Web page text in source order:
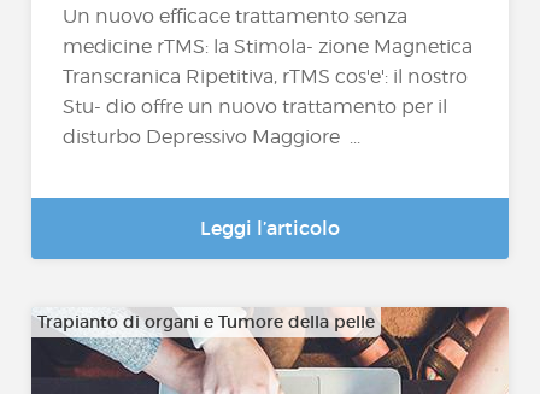
Un nuovo efficace trattamento senza
medicine rTMS: la Stimola- zione Magnetica
Transcranica Ripetitiva, rTMS cos'e': il nostro
Stu- dio offre un nuovo trattamento per il
disturbo Depressivo Maggiore ...
Leggi l’articolo
Trapianto di organi e Tumore della pelle